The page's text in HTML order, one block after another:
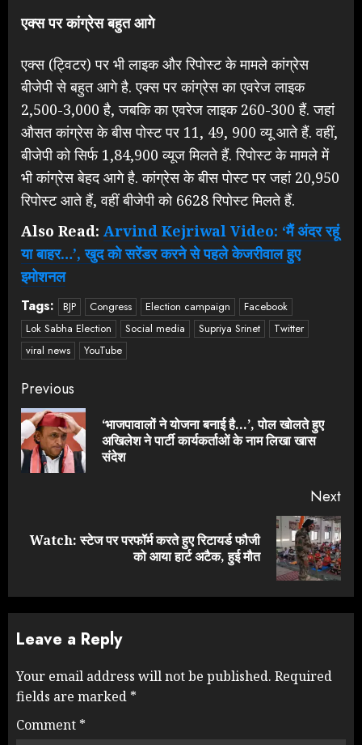
एक्स पर कांग्रेस बहुत आगे
एक्स (ट्विटर) पर भी लाइक और रिपोस्ट के मामले कांग्रेस
बीजेपी से बहुत आगे है. एक्स पर कांग्रेस का एवरेज लाइक
2,500-3,000 है, जबकि का एवरेज लाइक 260-300 हैं. जहां
औसत कांग्रेस के बीस पोस्ट पर 11, 49, 900 व्यू आते हैं. वहीं,
बीजेपी को सिर्फ 1,84,900 व्यूज मिलते हैं. रिपोस्ट के मामले में
भी कांग्रेस बेहद आगे है. कांग्रेस के बीस पोस्ट पर जहां 20,950
रिपोस्ट आते हैं, वहीं बीजेपी को 6628 रिपोस्ट मिलते हैं.
Also Read: Arvind Kejriwal Video: ‘मैं अंदर रहूं
या बाहर…’, खुद को सरेंडर करने से पहले केजरीवाल हुए
इमोशनल
Tags: BJP Congress Election campaign
Facebook
Lok Sabha Election
Social media Supriya Srinet
Twitter
viral news
YouTube
Continue
Reading
Previous
‘भाजपावालों ने योजना बनाई है…’, पोल खोलते हुए
अखिलेश ने पार्टी कार्यकर्ताओं के नाम लिखा खास
संदेश
Next
Next
Watch: स्टेज पर परफॉर्म करते हुए रिटायर्ड फौजी
को आया हार्ट अटैक, हुई मौत
Leave a Reply
Your email address will not be published. Required
fields are marked *
Comment *